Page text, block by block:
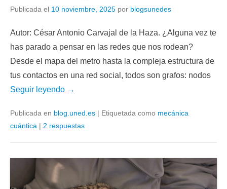
Publicada el 10 noviembre, 2025 por blogsunedes
Autor: César Antonio Carvajal de la Haza. ¿Alguna vez te
has parado a pensar en las redes que nos rodean?
Desde el mapa del metro hasta la compleja estructura de
tus contactos en una red social, todos son grafos: nodos
Seguir leyendo →
Publicada en blog.uned.es | Etiquetada como mecánica
cuántica | 2 respuestas